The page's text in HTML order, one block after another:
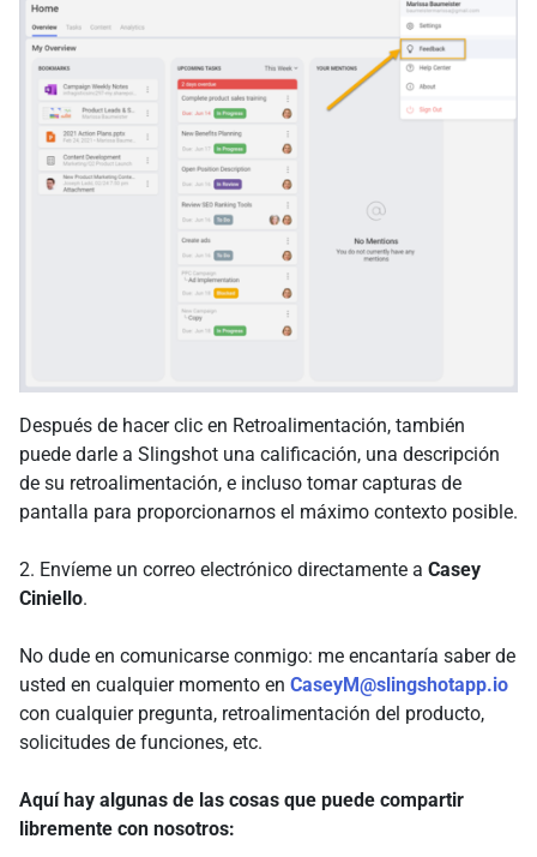
Después de hacer clic en Retroalimentación, también
puede darle a Slingshot una calificación, una descripción
de su retroalimentación, e incluso tomar capturas de
pantalla para proporcionarnos el máximo contexto posible.
2. Envíeme un correo electrónico directamente a Casey
Ciniello.
No dude en comunicarse conmigo: me encantaría saber de
usted en cualquier momento en CaseyM@slingshotapp.io
con cualquier pregunta, retroalimentación del producto,
solicitudes de funciones, etc.
Aquí hay algunas de las cosas que puede compartir
libremente con nosotros: